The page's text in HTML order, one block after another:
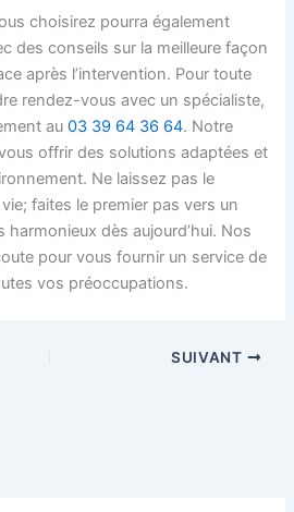
choisirez pourra également
des conseils sur la meilleure façon
après l’intervention. Pour toute
rendez-vous avec un spécialiste,
au03 39 64 36 64. Notre
offrir des solutions adaptées et
Ne laissez pas le
faites le premier pas vers un
harmonieux dès aujourd’hui. Nos
pour vous fournir un service de
vos préoccupations.
SUIVANT